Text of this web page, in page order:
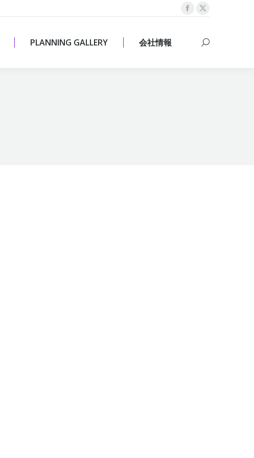
Facebook
opens
X
opens
PLANNING GALLERY 会社情報 Search:
PLANNING GALLERY 会社情報 Search: